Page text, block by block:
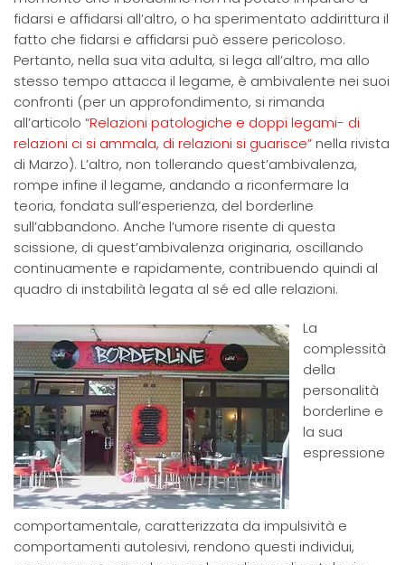
fidarsi e affidarsi all’altro, o ha sperimentato addirittura il
fatto che fidarsi e affidarsi può essere pericoloso.
Pertanto, nella sua vita adulta, si lega all’altro, ma allo
stesso tempo attacca il legame, è ambivalente nei suoi
confronti (per un approfondimento, si rimanda
all’articolo “Relazioni patologiche e doppi legami- di
relazioni ci si ammala, di relazioni si guarisce”nella rivista
di Marzo). L’altro, non tollerando quest’ambivalenza,
rompe infine il legame, andando a riconfermare la
teoria, fondata sull’esperienza, del borderline
sull’abbandono. Anche l’umore risente di questa
scissione, di quest’ambivalenza originaria, oscillando
continuamente e rapidamente, contribuendo quindi al
quadro di instabilità legata al sé ed alle relazioni.
La
complessità
della
personalità
borderline e
la sua
espressione
comportamentale, caratterizzata da impulsività e
comportamenti autolesivi, rendono questi individui,